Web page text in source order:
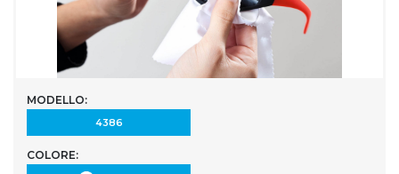
MODELLO:
4386
COLORE: